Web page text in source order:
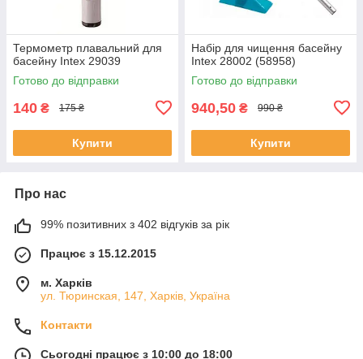
Термометр плавальний для
басейну Intex 29039
Готово до відправки
140 ₴ 175 ₴
Купити
Набір для чищення басейну
Intex 28002 (58958)
Готово до відправки
940,50 ₴ 990 ₴
Купити
Про нас
99% позитивних з 402 відгуків за рік
Працює з 15.12.2015
м. Харків
ул. Тюринская, 147, Харків, Україна
Контакти
Сьогодні працює з 10:00 до 18:00